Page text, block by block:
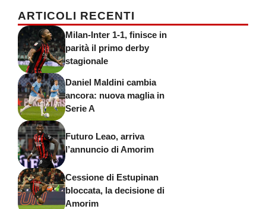
ARTICOLI RECENTI
Milan-Inter 1-1, finisce in
parità il primo derby
stagionale
Daniel Maldini cambia
ancora: nuova maglia in
Serie A
Futuro Leao, arriva
l’annuncio di Amorim
Cessione di Estupinan
bloccata, la decisione di
Amorim